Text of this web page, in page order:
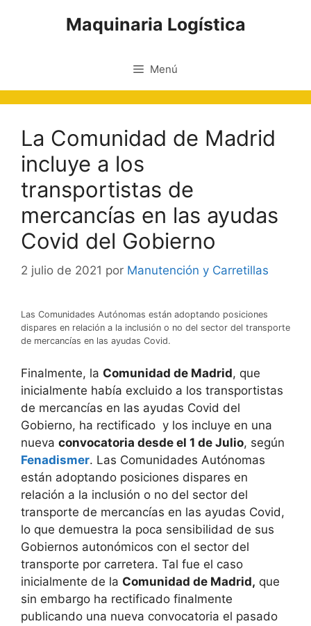
Maquinaria Logística
Menú
La Comunidad de Madrid
incluye a los
transportistas de
mercancías en las ayudas
Covid del Gobierno
2 julio de 2021 por Manutención y Carretillas
Las Comunidades Autónomas están adoptando posiciones
dispares en relación a la inclusión o no del sector del transporte
de mercancías en las ayudas Covid.
Finalmente, la Comunidad de Madrid, que
inicialmente había excluido a los transportistas
de mercancías en las ayudas Covid del
Gobierno, ha rectificado y los incluye en una
nueva convocatoria desde el 1 de Julio, según
Fenadismer. Las Comunidades Autónomas
están adoptando posiciones dispares en
relación a la inclusión o no del sector del
transporte de mercancías en las ayudas Covid,
lo que demuestra la poca sensibilidad de sus
Gobiernos autonómicos con el sector del
transporte por carretera. Tal fue el caso
inicialmente de la Comunidad de Madrid, que
sin embargo ha rectificado finalmente
publicando una nueva convocatoria el pasado